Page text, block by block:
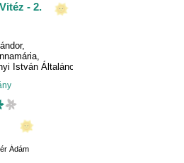
- 2.
,
,
István Általános Iskola
Ádám